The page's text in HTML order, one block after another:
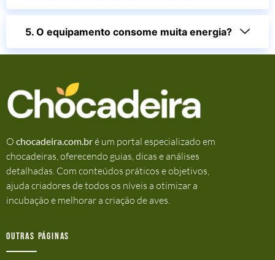
5. O equipamento consome muita energia?
O chocadeira.com.bré um portal especializado em
chocadeiras, oferecendo guias, dicas e análises
detalhadas. Com conteúdos práticos e objetivos,
ajuda criadores de todos os níveis a otimizar a
incubação e melhorar a criação de aves.
Outras Páginas